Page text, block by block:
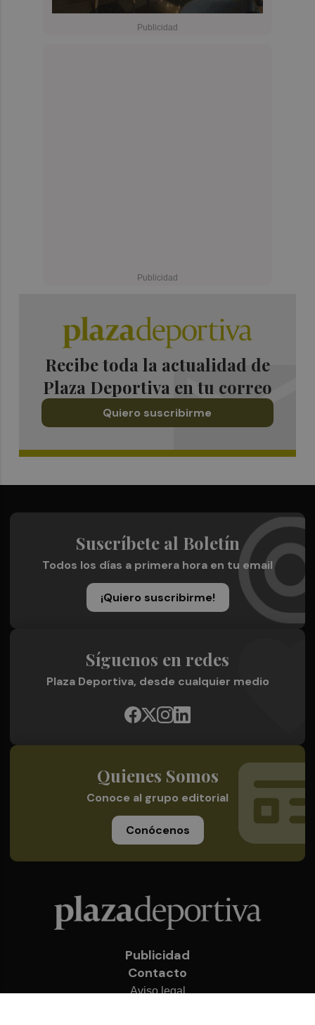
Recibe toda la actualidad de
Plaza Deportiva en tu correo
Quiero suscribirme
Suscríbete al Boletín
Todos los días a primera hora en tu email
¡Quiero suscribirme!
Síguenos en redes
Plaza Deportiva, desde cualquier medio
Quienes Somos
Conoce al grupo editorial
Conócenos
Publicidad
Contacto
Aviso legal